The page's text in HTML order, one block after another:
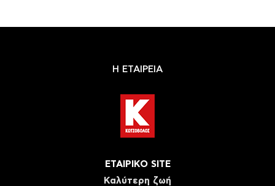
Η ΕΤΑΙΡΕΙΑ
ΕΤΑΙΡΙΚΟ SITE
Καλύτερη ζωή